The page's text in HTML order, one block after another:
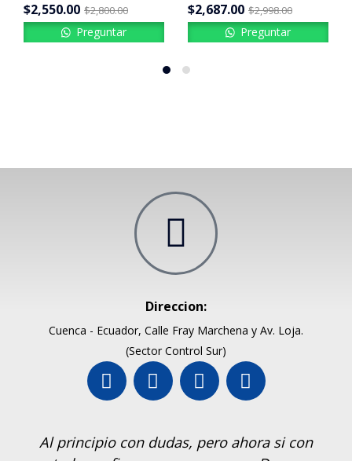
$2,550.00 $2,800.00
Preguntar
$2,687.00 $2,998.00
Preguntar
Direccion:
Cuenca - Ecuador, Calle Fray Marchena y Av. Loja.
(Sector Control Sur)
Al principio con dudas, pero ahora si con